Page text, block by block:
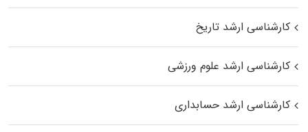
کارشناسی ارشد تاریخ
کارشناسی ارشد علوم ورزشی
کارشناسی ارشد حسابداری